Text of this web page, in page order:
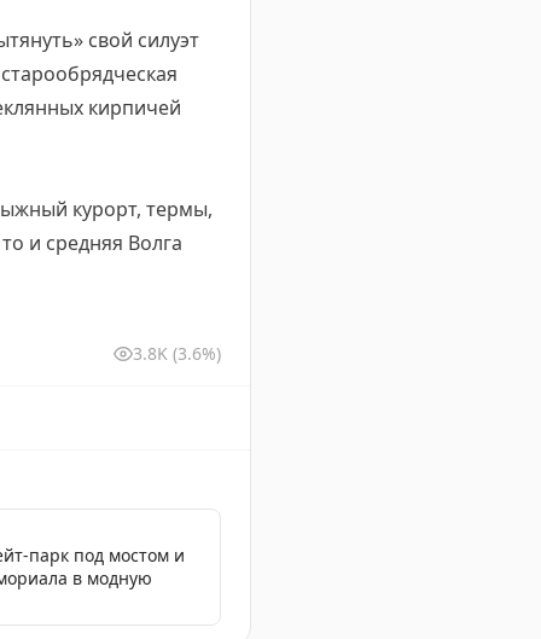
свой силуэт
кирпичей
курорт, термы,
и средняя Волга
3.8K (3.6%)
парк под мостом и
в модную